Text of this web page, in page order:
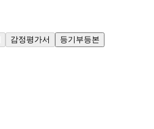
감정평가서 등기부등본